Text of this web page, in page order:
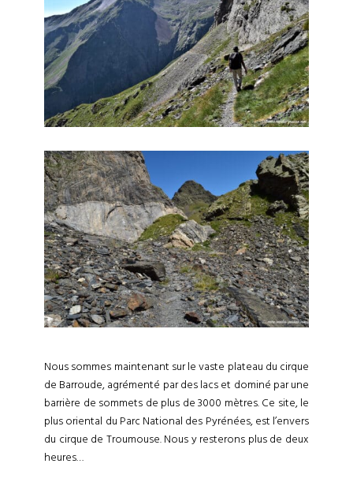
Nous sommes maintenant sur le vaste plateau du cirque
de Barroude, agrémenté par des lacs et dominé par une
barrière de sommets de plus de 3000 mètres. Ce site, le
plus oriental du Parc National des Pyrénées, est l’envers
du cirque de Troumouse. Nous y resterons plus de deux
heures…